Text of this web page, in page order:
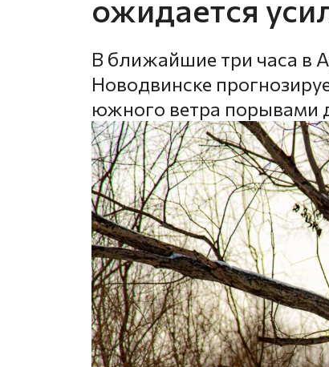
ожидается
В ближайшие три часа в
Новодвинске
южного ветра порывами